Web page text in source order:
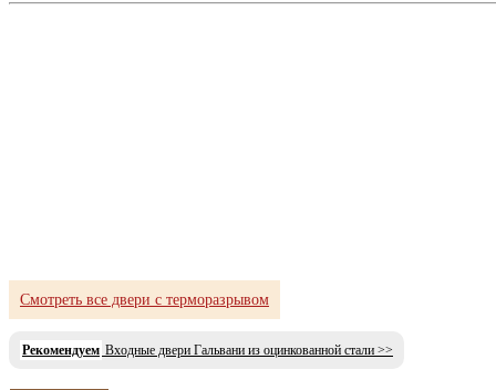
Смотреть все двери с терморазрывом
Рекомендуем Входные двери Гальвани из оцинкованной стали >>